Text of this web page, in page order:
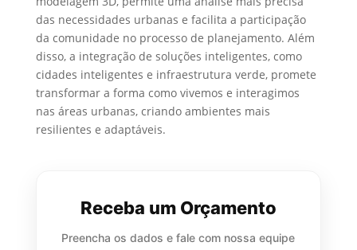
das necessidades urbanas e facilita a participação
da comunidade no processo de planejamento. Além
disso, a integração de soluções inteligentes, como
cidades inteligentes e infraestrutura verde, promete
transformar a forma como vivemos e interagimos
nas áreas urbanas, criando ambientes mais
resilientes e adaptáveis.
Receba um Orçamento
Preencha os dados e fale com nossa equipe